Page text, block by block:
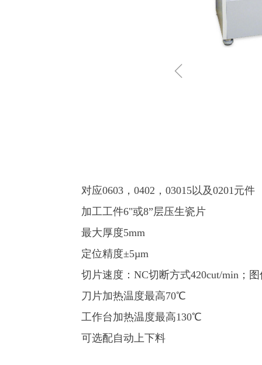
ꁆ
对应0603，0402，03015以及0201元件
加工工件6"或8”层压生瓷片
最大厚度5mm
定位精度±5µm
切片速度：NC切断方式420cut/min；
刀片加热温度最高70℃
工作台加热温度最高130℃
可选配自动上下料